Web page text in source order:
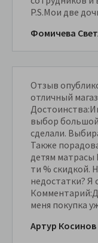
P.S.Мои две
Фомичева
Отзыв
отличный
выбор
сделали.
Также
детям матрасы
ти % скидкой.
недостатки? Я
меня покупка
Артур Косинов